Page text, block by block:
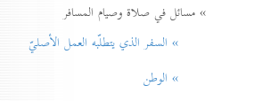
» مسائل في صلاة وصيام المسافر
» السفر الذي يتطلّبه العمل الأصليّ
» الوطن